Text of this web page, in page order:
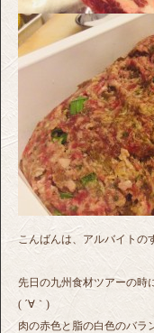
こんばんは、アルバイトの
先日の九州食材ツアーの時
( ´∀｀)
肉の赤色と脂の白色のバラ